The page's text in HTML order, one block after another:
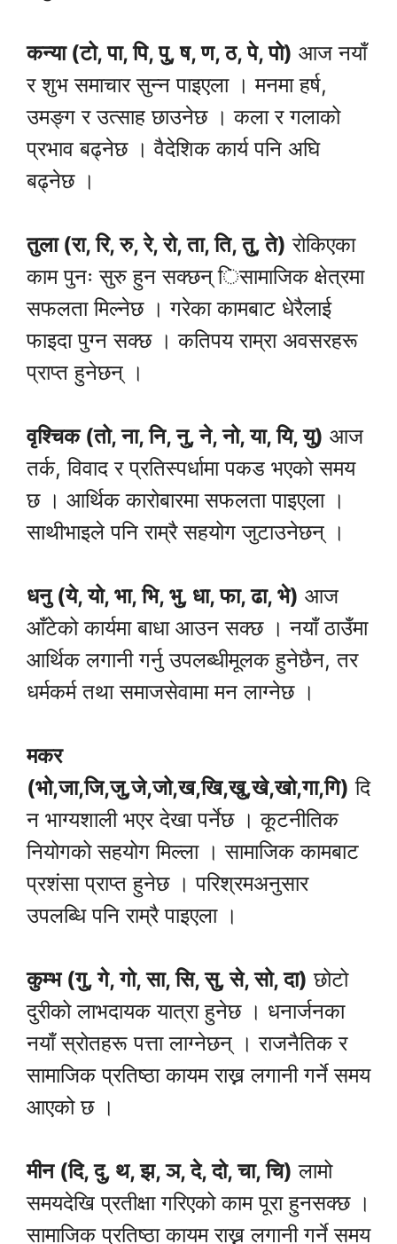
कन्या (टो, पा, पि, पु, ष, ण, ठ, पे, पो) आज नयाँ
र शुभ समाचार सुन्न पाइएला । मनमा हर्ष,
उमङ्ग र उत्साह छाउनेछ । कला र गलाको
प्रभाव बढ्नेछ । वैदेशिक कार्य पनि अघि
बढ्नेछ ।
तुला (रा, रि, रु, रे, रो, ता, ति, तु, ते) रोकिएका
काम पुनः सुरु हुन सक्छन् िसामाजिक क्षेत्रमा
सफलता मिल्नेछ । गरेका कामबाट धेरैलाई
फाइदा पुग्न सक्छ । कतिपय राम्रा अवसरहरू
प्राप्त हुनेछन् ।
वृश्चिक (तो, ना, नि, नु, ने, नो, या, यि, यु) आज
तर्क, विवाद र प्रतिस्पर्धामा पकड भएको समय
छ । आर्थिक कारोबारमा सफलता पाइएला ।
साथीभाइले पनि राम्रै सहयोग जुटाउनेछन् ।
धनु (ये, यो, भा, भि, भु, धा, फा, ढा, भे) आज
आँटेको कार्यमा बाधा आउन सक्छ । नयाँ ठाउँमा
आर्थिक लगानी गर्नु उपलब्धीमूलक हुनेछैन, तर
धर्मकर्म तथा समाजसेवामा मन लाग्नेछ ।
मकर
(भो,जा,जि,जु,जे,जो,ख,खि,खु,खे,खो,गा,गि) दि
न भाग्यशाली भएर देखा पर्नेछ । कूटनीतिक
नियोगको सहयोग मिल्ला । सामाजिक कामबाट
प्रशंसा प्राप्त हुनेछ । परिश्रमअनुसार
उपलब्धि पनि राम्रै पाइएला ।
कुम्भ (गु, गे, गो, सा, सि, सु, से, सो, दा) छोटो
दुरीको लाभदायक यात्रा हुनेछ । धनार्जनका
नयाँ स्रोतहरू पत्ता लाग्नेछन् । राजनैतिक र
सामाजिक प्रतिष्ठा कायम राख्न लगानी गर्ने समय
आएको छ ।
मीन (दि, दु, थ, झ, ञ, दे, दो, चा, चि) लामो
समयदेखि प्रतीक्षा गरिएको काम पूरा हुनसक्छ ।
सामाजिक प्रतिष्ठा कायम राख्न लगानी गर्ने समय